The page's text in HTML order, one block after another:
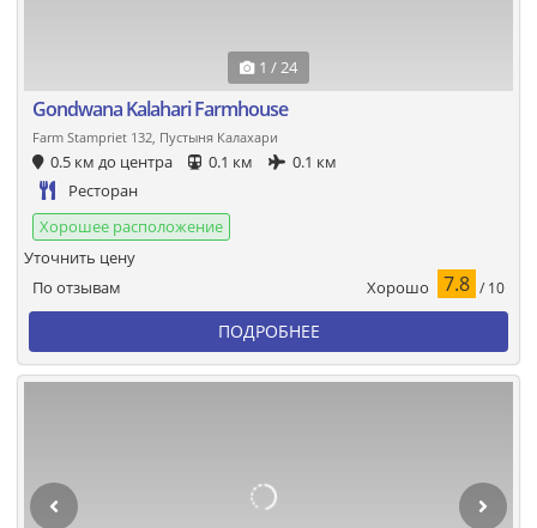
1 / 24
Gondwana Kalahari Farmhouse
Farm Stampriet 132, Пустыня Калахари
0.5 км до центра 0.1 км
0.1 км
Ресторан
Хорошее расположение
По отзывам Хорошо 7.8 / 10
Уточнить цену
ПОДРОБНЕЕ